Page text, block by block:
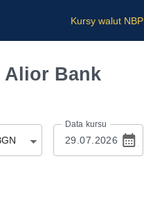
Kursy walut NBP
Alior Bank
Data kursu